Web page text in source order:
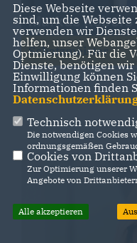
Markus Robers
Schatzmeister
Diese Webseite
sind, um die
verwenden wir
helfen, unser
Optmierung). Für die
Dienste, benötigen
Einwilligung können
Informationen finden
Technisch
Die notwendigen Cookies
ordnungsgemäßen
Cookies von
Zur Optimierung unserer
Angebote von
Alle akzeptieren